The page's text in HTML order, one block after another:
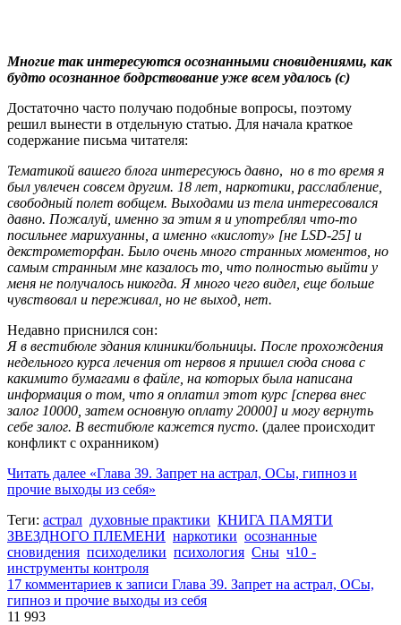
Многие так интересуются осознанными сновидениями, как
будто осознанное бодрствование уже всем удалось (c)
Достаточно часто получаю подобные вопросы, поэтому
решил вынести в отдельную статью. Для начала краткое
содержание письма читателя:
Тематикой вашего блога интересуюсь давно, но в то время я
был увлечен совсем другим. 18 лет, наркотики, расслабление,
свободный полет вобщем. Выходами из тела интересовался
давно. Пожалуй, именно за этим я и употреблял что-то
посильнее марихуанны, а именно «кислоту» [не LSD-25] и
декстрометорфан. Было очень много странных моментов, но
самым странным мне казалось то, что полностью выйти у
меня не получалось никогда. Я много чего видел, еще больше
чувствовал и переживал, но не выход, нет.
Недавно приснился сон:
Я в вестибюле здания клиники/больницы. После прохождения
недельного курса лечения от нервов я пришел сюда снова с
какимито бумагами в файле, на которых была написана
информация о том, что я оплатил этот курс [сперва внес
залог 10000, затем основную оплату 20000] и могу вернуть
себе залог. В вестибюле кажется пусто. (далее происходит
конфликт с охранником)
Читать далее «Глава 39. Запрет на астрал, ОСы, гипноз и
прочие выходы из себя»
Теги: астрал духовные практики КНИГА ПАМЯТИ
ЗВЕЗДНОГО ПЛЕМЕНИ наркотики осознанные
сновидения психоделики психология Сны ч10 -
инструменты контроля
17 комментариев к записи Глава 39. Запрет на астрал, ОСы,
гипноз и прочие выходы из себя
11 993